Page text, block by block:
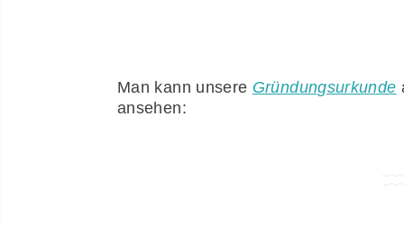
Man kann unsere Gründungsurkunde
ansehen: